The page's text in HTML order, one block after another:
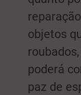
objetos
poderá
paz de